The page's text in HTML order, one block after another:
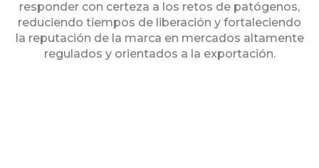
responder con certeza a los retos de patógenos,
reduciendo tiempos de liberación y fortaleciendo
la reputación de la marca en mercados altamente
regulados y orientados a la exportación.